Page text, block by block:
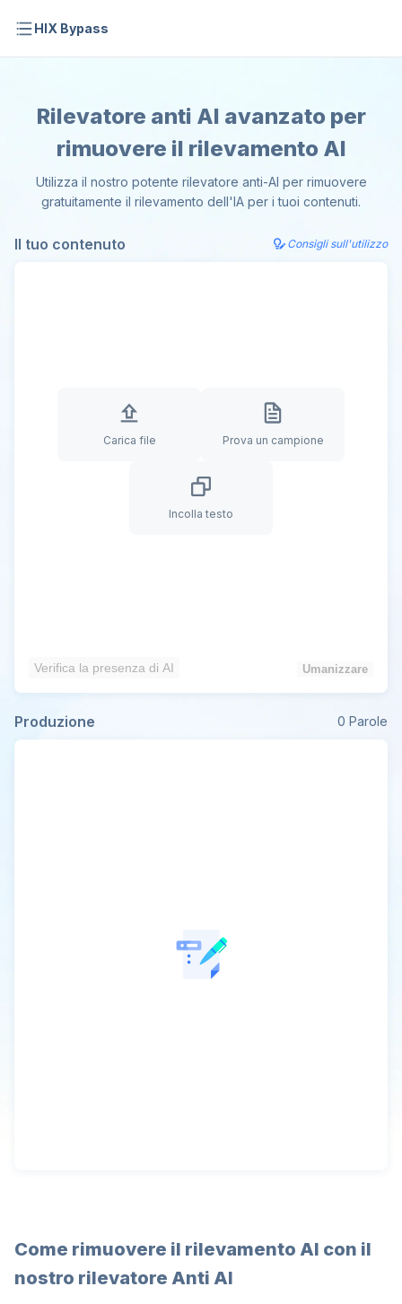
HIX Bypass
Rilevatore anti AI avanzato per
rimuovere il rilevamento AI
Utilizza il nostro potente rilevatore anti-AI per rimuovere
gratuitamente il rilevamento dell'IA per i tuoi contenuti.
Il tuo contenuto Consigli sull'utilizzo
Carica file Prova un campione
Incolla testo
Verifica la presenza di AI Umanizzare
Produzione 0 Parole
Come rimuovere il rilevamento AI con il
nostro rilevatore Anti AI